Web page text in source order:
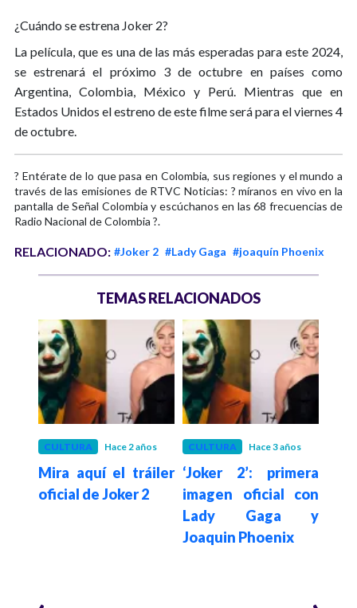
¿Cuándo se estrena Joker 2?
La película, que es una de las más esperadas para este 2024,
se estrenará el próximo 3 de octubre en países como
Argentina, Colombia, México y Perú. Mientras que en
Estados Unidos el estreno de este filme será para el viernes 4
de octubre.
? Entérate de lo que pasa en Colombia, sus regiones y el mundo a
través de las emisiones de RTVC Noticias: ? míranos en vivo en la
pantalla de Señal Colombia y escúchanos en las 68 frecuencias de
Radio Nacional de Colombia ?.
RELACIONADO: #Joker 2 #Lady Gaga #joaquín Phoenix
TEMAS RELACIONADOS
CULTURA Hace 2 años
Mira aquí el tráiler
oficial de Joker 2
CULTURA Hace 3 años
‘Joker 2’: primera
imagen oficial con
Lady Gaga y
Joaquin Phoenix